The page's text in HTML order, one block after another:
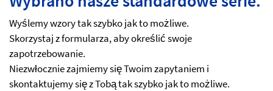
Wyślemy wzory tak szybko jak to możliwe.
Skorzystaj z formularza, aby określić swoje
zapotrzebowanie.
Niezwłocznie zajmiemy się Twoim zapytaniem i
skontaktujemy się z Tobą tak szybko jak to możliwe.